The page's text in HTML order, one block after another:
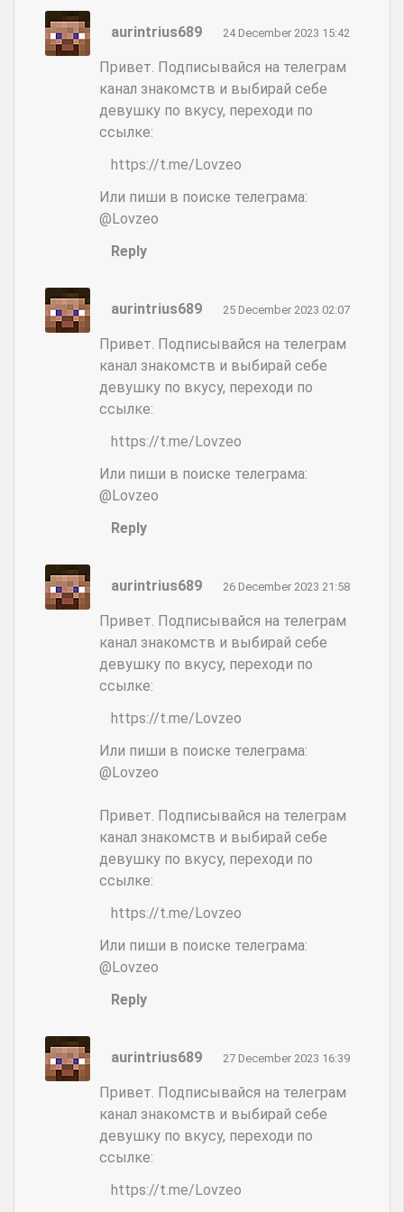
aurintrius689 24 December 2023 15:42
Привет. Подписывайся на телеграм
канал знакомств и выбирай себе
девушку по вкусу, переходи по
ссылке:
https://t.me/Lovzeo
Или пиши в поиске телеграма:
@Lovzeo
Reply
aurintrius689 25 December 2023 02:07
Привет. Подписывайся на телеграм
канал знакомств и выбирай себе
девушку по вкусу, переходи по
ссылке:
https://t.me/Lovzeo
Или пиши в поиске телеграма:
@Lovzeo
Reply
aurintrius689 26 December 2023 21:58
Привет. Подписывайся на телеграм
канал знакомств и выбирай себе
девушку по вкусу, переходи по
ссылке:
https://t.me/Lovzeo
Или пиши в поиске телеграма:
@Lovzeo
Привет. Подписывайся на телеграм
канал знакомств и выбирай себе
девушку по вкусу, переходи по
ссылке:
https://t.me/Lovzeo
Или пиши в поиске телеграма:
@Lovzeo
Reply
aurintrius689 27 December 2023 16:39
Привет. Подписывайся на телеграм
канал знакомств и выбирай себе
девушку по вкусу, переходи по
ссылке:
https://t.me/Lovzeo